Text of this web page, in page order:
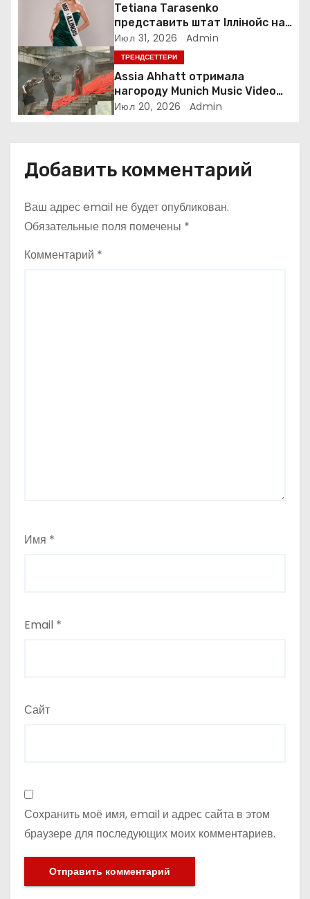
з
а
п
с
я
м
Tetiana Tarasenko
представить штат Іллінойс на
конкурсі Miss America у Маямі
Июл 31, 2026 Admin
ТРЕНДСЕТТЕРИ
Assia Ahhatt отримала
нагороду Munich Music Video
Awards і випустила новий
Июл 20, 2026 Admin
Добавить комментарий
Ваш адрес email не будет опубликован.
Обязательные поля помечены *
Комментарий *
Имя *
Email *
Сайт
Сохранить моё имя, email и адрес сайта в этом
браузере для последующих моих комментариев.